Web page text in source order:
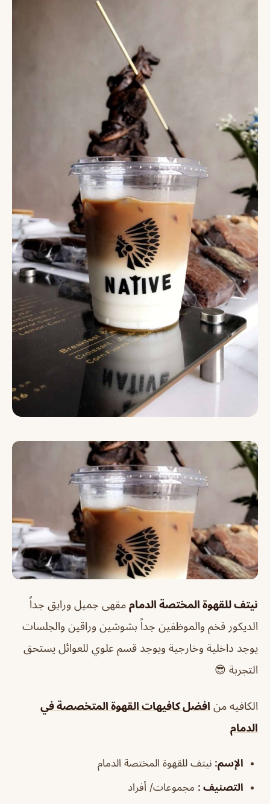
نيتف للقهوة المختصة الدمام مقهى جميل ورايق جداً
الديكور فخم والموظفين جداً بشوشين وراقين والجلسات
يوجد داخلية وخارجية ويوجد قسم علوي للعوائل يستحق
التجربة 😎
الكافيه من افضل كافيهات القهوة المتخصصة في
الدمام
الإسم: نيتف للقهوة المختصة الدمام
التصنيف : مجموعات/ أفراد